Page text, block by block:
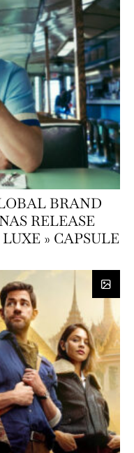
BRAND
RELEASE
» CAPSULE